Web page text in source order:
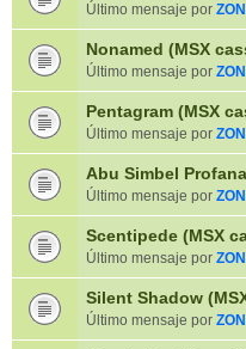
Último mensaje por
Nonamed (MSX
Último mensaje por
Pentagram (MSX
Último mensaje por
Abu Simbel
Último mensaje por
Scentipede (MSX
Último mensaje por
Silent Shadow
Último mensaje por